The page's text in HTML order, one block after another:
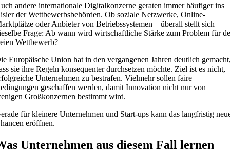
andere internationale Digitalkonzerne geraten immer häufiger ins
der Wettbewerbsbehörden. Ob soziale Netzwerke, Online-
oder Anbieter von Betriebssystemen – überall stellt sich
Frage: Ab wann wird wirtschaftliche Stärke zum Problem für
Wettbewerb?
Europäische Union hat in den vergangenen Jahren deutlich
sie ihre Regeln konsequenter durchsetzen möchte. Ziel ist es nicht,
Unternehmen zu bestrafen. Vielmehr sollen faire
geschaffen werden, damit Innovation nicht nur von
Großkonzernen bestimmt wird.
für kleinere Unternehmen und Start-ups kann das langfristig
eröffnen.
Unternehmen aus diesem Fall lernen